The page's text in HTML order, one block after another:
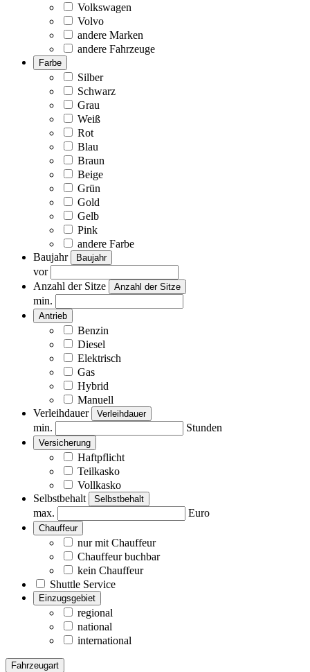
Volkswagen
Volvo
andere Marken
andere Fahrzeuge
Farbe
Silber
Schwarz
Grau
Weiß
Rot
Blau
Braun
Beige
Grün
Gold
Gelb
Pink
andere Farbe
Baujahr
Baujahr
vor
Anzahl der Sitze
Anzahl der Sitze
min.
Antrieb
Benzin
Diesel
Elektrisch
Gas
Hybrid
Manuell
Verleihdauer
Verleihdauer
min. Stunden
Versicherung
Haftpflicht
Teilkasko
Vollkasko
Selbstbehalt
Selbstbehalt
max. Euro
Chauffeur
nur mit Chauffeur
Chauffeur buchbar
kein Chauffeur
Shuttle Service
Einzugsgebiet
regional
national
international
Fahrzeugart